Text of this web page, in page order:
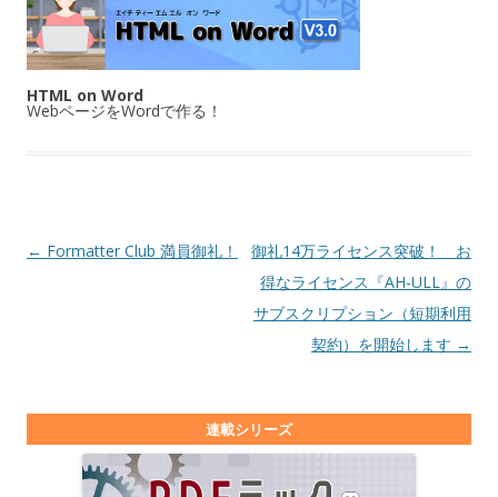
HTML on Word
WebページをWordで作る！
投稿ナビゲーション
← Formatter Club 満員御礼！
御礼14万ライセンス突破！ お
得なライセンス『AH-ULL』の
サブスクリプション（短期利用
契約）を開始します →
連載シリーズ